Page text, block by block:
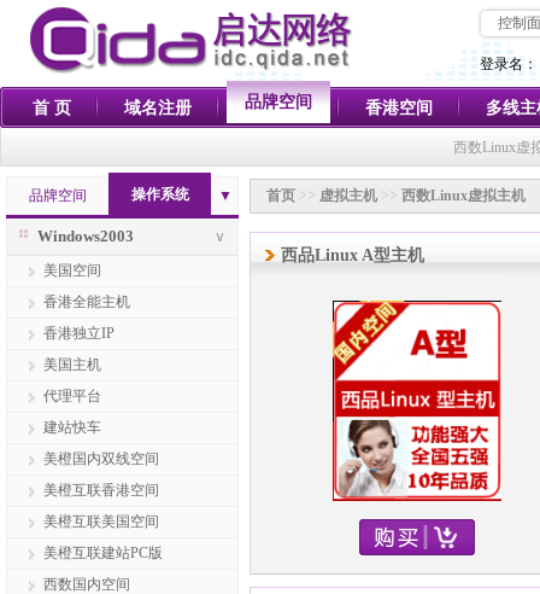
控制
登录名：
首 页 域名注册 品牌空间 香港空间 多线主
西数Linux虚
品牌空间 操作系统 ▼
∨
Windows2003
美国空间
香港全能主机
香港独立IP
美国主机
代理平台
建站快车
美橙国内双线空间
美橙互联香港空间
美橙互联美国空间
美橙互联建站PC版
西数国内空间
首页 >> 虚拟主机 >> 西数Linux虚拟主机
西品Linux A型主机